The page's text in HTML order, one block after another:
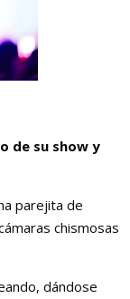
de su show y
parejita de
chismosas
dándose